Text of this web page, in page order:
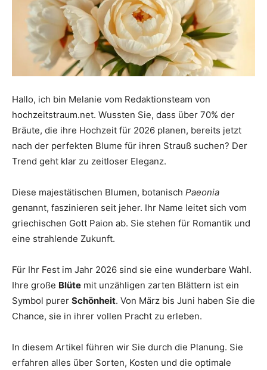
rund
um
das
Thema
Hochzeit
Hallo, ich bin Melanie vom Redaktionsteam von
hochzeitstraum.net. Wussten Sie, dass über 70% der
Bräute, die ihre Hochzeit für 2026 planen, bereits jetzt
nach der perfekten Blume für ihren Strauß suchen? Der
Trend geht klar zu zeitloser Eleganz.
Diese majestätischen Blumen, botanisch Paeonia
genannt, faszinieren seit jeher. Ihr Name leitet sich vom
griechischen Gott Paion ab. Sie stehen für Romantik und
eine strahlende Zukunft.
Für Ihr Fest im Jahr 2026 sind sie eine wunderbare Wahl.
Ihre große Blüte mit unzähligen zarten Blättern ist ein
Symbol purer Schönheit. Von März bis Juni haben Sie die
Chance, sie in ihrer vollen Pracht zu erleben.
In diesem Artikel führen wir Sie durch die Planung. Sie
erfahren alles über Sorten, Kosten und die optimale